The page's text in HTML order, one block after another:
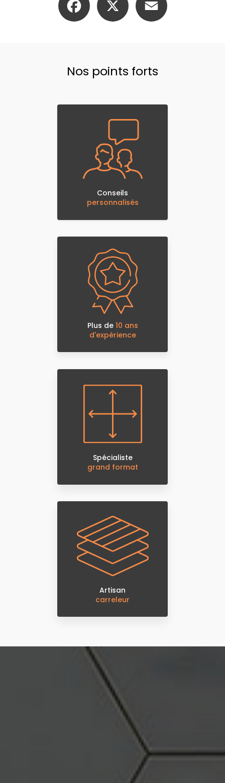
Nos points forts
Conseils
personnalisés
Plus de 10 ans
d'expérience
Spécialiste
grand format
Artisan
carreleur